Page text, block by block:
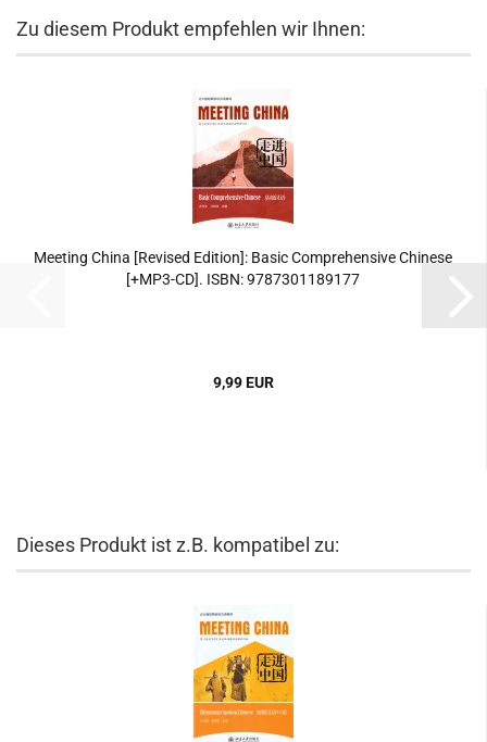
Zu diesem Produkt empfehlen wir Ihnen:
Meeting China [Revised Edition]: Basic Comprehensive Chinese
[+MP3-CD]. ISBN: 9787301189177
9,99 EUR
Dieses Produkt ist z.B. kompatibel zu: